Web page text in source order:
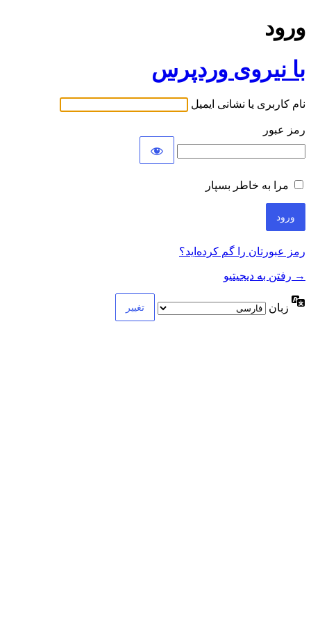
ورود
با نیروی وردپرس
نام کاربری یا نشانی ایمیل
رمز عبور
مرا به خاطر بسپار
رمز عبورتان را گم کرده‌اید؟
→ رفتن به دیجیتیو
زبان